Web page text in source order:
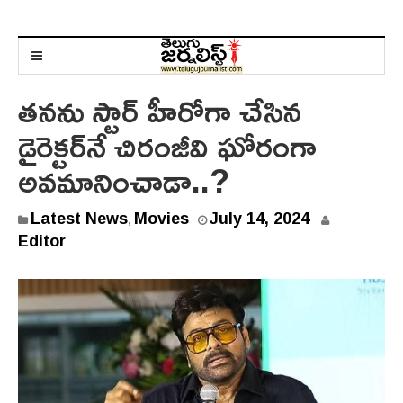
తనను స్టార్ హీరోగా చేసిన
డైరెక్టర్‌నే చిరంజీవి ఘోరంగా
అవమానించాడా..?
Latest News, Movies July 14, 2024J
y
,
0
Editor